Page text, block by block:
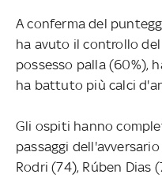
A conferma del
ha avuto il controllo
possesso palla (60%),
ha battuto più calci
Gli ospiti hanno
passaggi
Rodri (74), Rúben Dias